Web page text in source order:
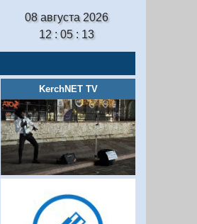
08 августа 2026
12 : 05 : 14
KerchNET TV